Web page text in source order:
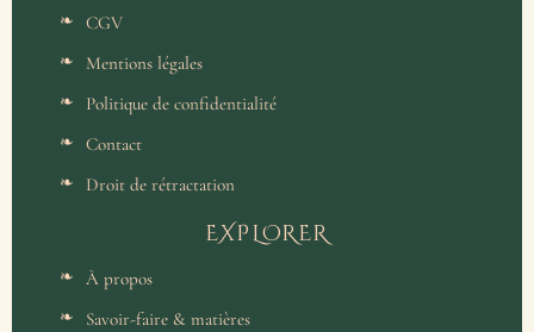
CGV
Mentions légales
Politique de confidentialité
Contact
Droit de rétractation
EXPLORER
À propos
Savoir-faire & matières